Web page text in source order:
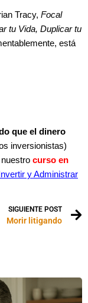
Tracy, Focal
tu Vida, Duplicar tu
está
que el dinero
inversionistas)
curso en
y Administrar
SIGUIENTE POST
Morir litigando